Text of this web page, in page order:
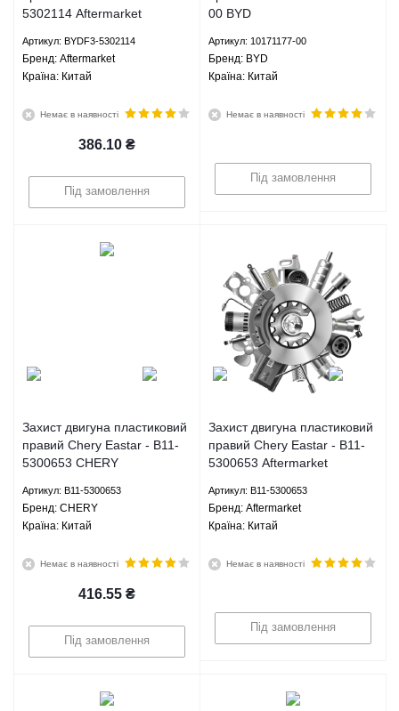
5302114 Aftermarket
Артикул: BYDF3-5302114
Брeнд: Aftermarket
Країна: Китай
Немає в наявності
386.10 ₴
Під замовлення
00 BYD
Артикул: 10171177-00
Брeнд: BYD
Країна: Китай
Немає в наявності
Під замовлення
Захист двигуна пластиковий
правий Chery Eastar - B11-
5300653 CHERY
Артикул: B11-5300653
Брeнд: CHERY
Країна: Китай
Немає в наявності
416.55 ₴
Під замовлення
Захист двигуна пластиковий
правий Chery Eastar - B11-
5300653 Aftermarket
Артикул: B11-5300653
Брeнд: Aftermarket
Країна: Китай
Немає в наявності
Під замовлення